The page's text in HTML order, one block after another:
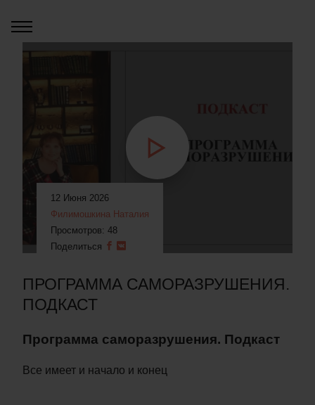
ПРОГРАММА САМОРАЗРУШЕНИЯ.
ПОДКАСТ
12 Июня 2026
Филимошкина Наталия
Просмотров: 48
Поделиться
Программа саморазрушения. Подкаст
Все имеет и начало и конец